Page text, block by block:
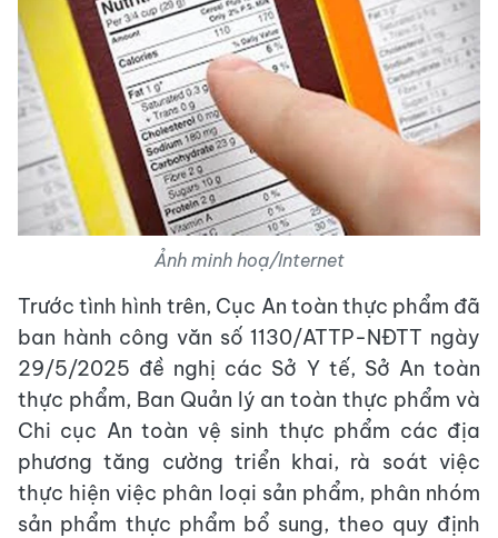
Ảnh minh hoạ/Internet
Trước tình hình trên, Cục An toàn thực phẩm đã
ban hành công văn số 1130/ATTP-NĐTT ngày
29/5/2025 đề nghị các Sở Y tế, Sở An toàn
thực phẩm, Ban Quản lý an toàn thực phẩm và
Chi cục An toàn vệ sinh thực phẩm các địa
phương tăng cường triển khai, rà soát việc
thực hiện việc phân loại sản phẩm, phân nhóm
sản phẩm thực phẩm bổ sung, theo quy định